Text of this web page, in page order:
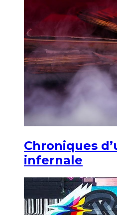
Chroniques
infernale